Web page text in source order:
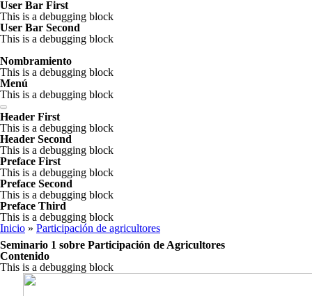
Pasar al contenido principal
User Bar First
This is a debugging block
User Bar Second
This is a debugging block
Nombramiento
This is a debugging block
Menú
This is a debugging block
Apertura
Objetivos y Programa
Presentación de los
participantes
Presentación Equipo
Regional
Participación de agricultores
Isabel Gutiérrez M.
Seminario 1 sobre
Participación de
Agricultores
PROSUCO
Testimonios sobre
participación de
agricultores
Seminario 2
Seminario sobre
Nutrición
SEPIA
PMA
Seminario sobre
Mercados
Reflexión sobre
Seminario 3
Grupo Mercados
Root Capital
ICRAF
Grupo Uso de Tierra
Reflexión sobre
Planificación
Evaluación
Homenaje Carlos Perez
Header First
This is a debugging block
Header Second
This is a debugging block
Preface First
This is a debugging block
Preface Second
This is a debugging block
Preface Third
This is a debugging block
Se encuentra usted aquí
Inicio » Participación de agricultores
Seminario 1 sobre Participación de Agricultores
Contenido
This is a debugging block